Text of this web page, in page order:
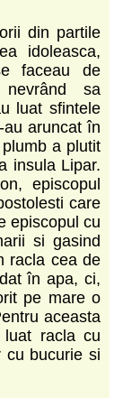
din partile
idoleasca,
faceau de
nevrând sa
luat sfintele
aruncat în
a plutit
insula Lipar.
episcopul
care
episcopul cu
si gasind
racla cea de
în apa, ci,
pe mare o
aceasta
racla cu
cu bucurie si